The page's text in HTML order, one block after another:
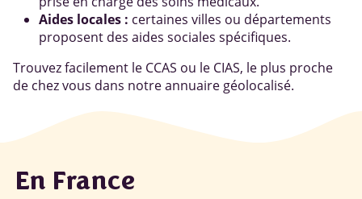
Aides locales : certaines villes ou départements
proposent des aides sociales spécifiques.
Trouvez facilement le CCAS ou le CIAS, le plus proche
de chez vous dans notre annuaire géolocalisé.
En France